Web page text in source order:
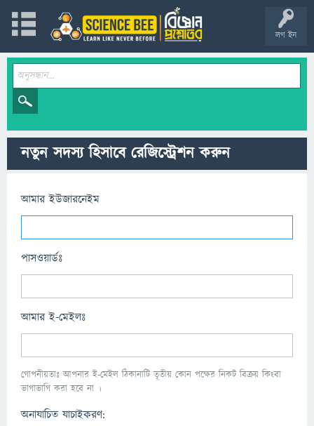
লগ ইন
নতুন সদস্য হিসাবে রেজিস্ট্রেশন করুন
আমার ইউজারনেইম
পাসওয়ার্ডঃ
আমার ই-মেইলঃ
গোপনীয়তাঃ আপনার ই-মেইল ঠিকানাটি তৃতীয় কোন পক্ষের নিকট বিক্রয় কিংবা
ভাগাভাগি করা হবে না ।
অনাযাচিত যাচাইকরণ: